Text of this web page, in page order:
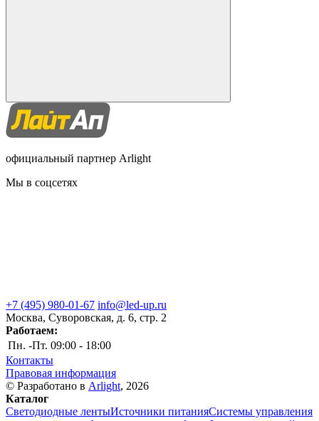
официальный партнер Arlight
Мы в соцсетях
+7 (495) 980-01-67 info@led-up.ru
Москва, Суворовская, д. 6, стр. 2
Работаем:
Пн. -Пт. 09:00 - 18:00
Контакты
Правовая информация
© Разработано в Arlight, 2026
Каталог
Светодиодные лентыИсточники питанияСистемы управления